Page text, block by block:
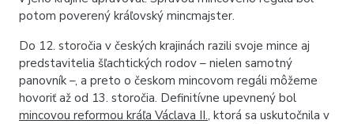
potom poverený kráľovský mincmajster.
Do 12. storočia v českých krajinách razili svoje mince aj
predstavitelia šľachtických rodov – nielen samotný
panovník –, a preto o českom mincovom regáli môžeme
hovoriť až od 13. storočia. Definitívne upevnený bol
mincovou reformou kráľa Václava II., ktorá sa uskutočnila v